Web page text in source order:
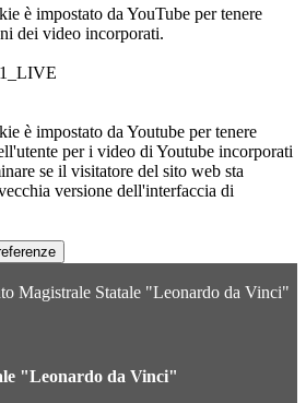
è impostato da YouTube per tenere
dei video incorporati.
è impostato da Youtube per tenere
per i video di Youtube incorporati
se il visitatore del sito web sta
versione dell'interfaccia di
Magistrale Statale "Leonardo da Vinci"
"Leonardo da Vinci"